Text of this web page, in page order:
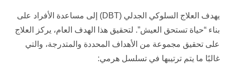
يهدف العلاج السلوكي الجدلي (DBT) إلى مساعدة الأفراد على
بناء “حياة تستحق العيش”. لتحقيق هذا الهدف العام، يركز العلاج
على تحقيق مجموعة من الأهداف المحددة والمتدرجة، والتي
غالبًا ما يتم ترتيبها في تسلسل هرمي: